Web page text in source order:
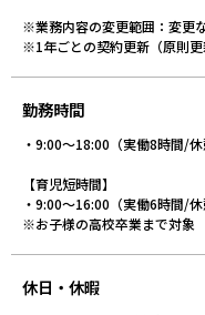
※業務内容の変更範囲：変更
※1年ごとの契約更新（原則更
勤務時間
・9:00～18:00（実働8時間/休
【育児短時間】
・9:00～16:00（実働6時間/休
※お子様の高校卒業まで対象
休日・休暇